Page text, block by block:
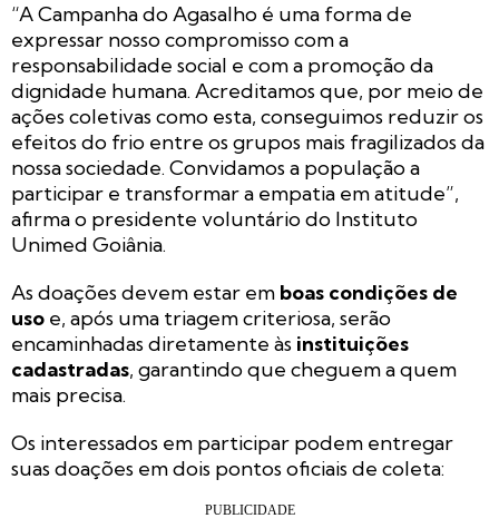
“A Campanha do Agasalho é uma forma de
expressar nosso compromisso com a
responsabilidade social e com a promoção da
dignidade humana. Acreditamos que, por meio de
ações coletivas como esta, conseguimos reduzir os
efeitos do frio entre os grupos mais fragilizados da
nossa sociedade. Convidamos a população a
participar e transformar a empatia em atitude”,
afirma o presidente voluntário do Instituto
Unimed Goiânia.
As doações devem estar em boas condições de
uso e, após uma triagem criteriosa, serão
encaminhadas diretamente às instituições
cadastradas, garantindo que cheguem a quem
mais precisa.
Os interessados em participar podem entregar
suas doações em dois pontos oficiais de coleta: